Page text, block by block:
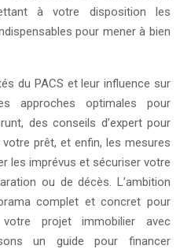
à votre disposition les
pour mener à bien
du PACS et leur influence sur
approches optimales pour
des conseils d’expert pour
prêt, et enfin, les mesures
les imprévus et sécuriser votre
ou de décès. L’ambition
complet et concret pour
votre projet immobilier avec
un guide pour financer